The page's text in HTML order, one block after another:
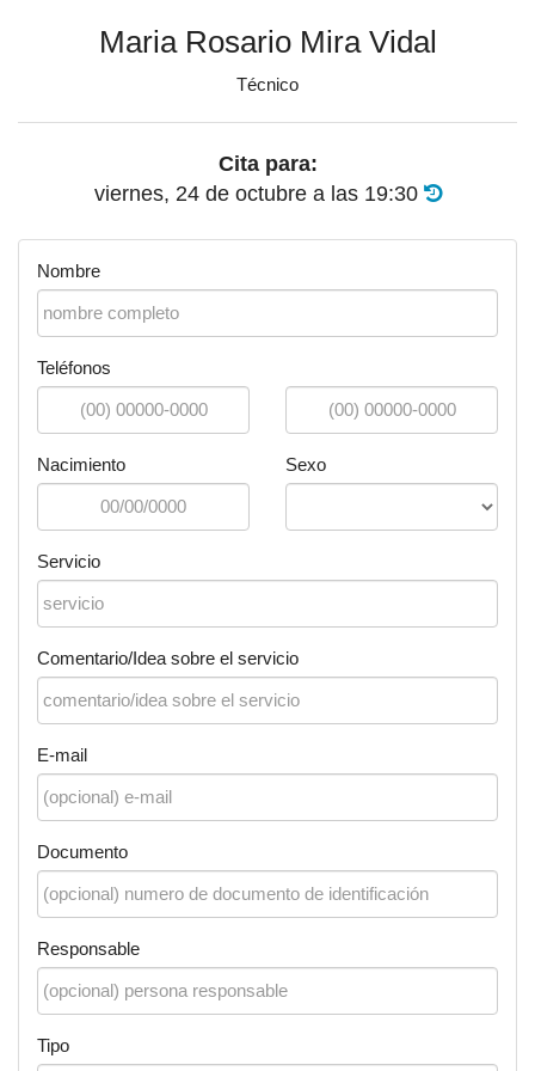
Maria Rosario Mira Vidal
Técnico
Cita para:
viernes, 24 de octubre a las 19:30
Nombre
Teléfonos
Nacimiento Sexo
Servicio
Comentario/Idea sobre el servicio
E-mail
Documento
Responsable
Tipo